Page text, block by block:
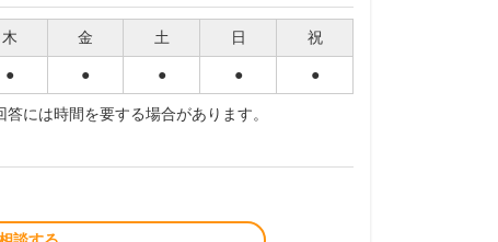
木 金 土 日 祝
● ● ● ● ●
には時間を要する場合があります。